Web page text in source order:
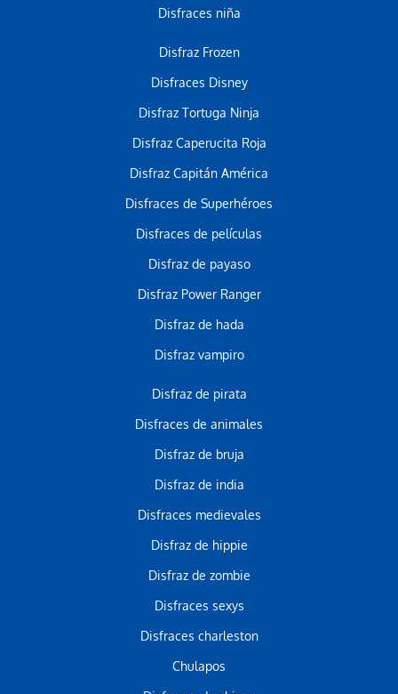
Disfraces niña
Disfraz Frozen
Disfraces Disney
Disfraz Tortuga Ninja
Disfraz Caperucita Roja
Disfraz Capitán América
Disfraces de Superhéroes
Disfraces de películas
Disfraz de payaso
Disfraz Power Ranger
Disfraz de hada
Disfraz vampiro
Disfraz de pirata
Disfraces de animales
Disfraz de bruja
Disfraz de india
Disfraces medievales
Disfraz de hippie
Disfraz de zombie
Disfraces sexys
Disfraces charleston
Chulapos